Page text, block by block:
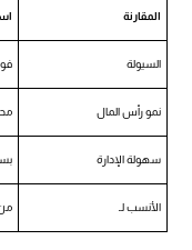
المقارنة
السيولة
نمو رأس المال
سهولة الإدارة
الأنسب لـ